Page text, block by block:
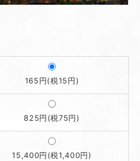
165円(税15円)
825円(税75円)
15,400円(税1,400円)